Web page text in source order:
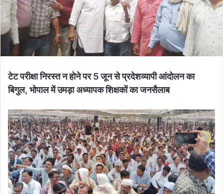
टेट परीक्षा निरस्त न होने पर 5 जून से प्रदेशव्यापी आंदोलन का
बिगुल, भोपाल में उमड़ा अध्यापक शिक्षकों का जनसैलाब